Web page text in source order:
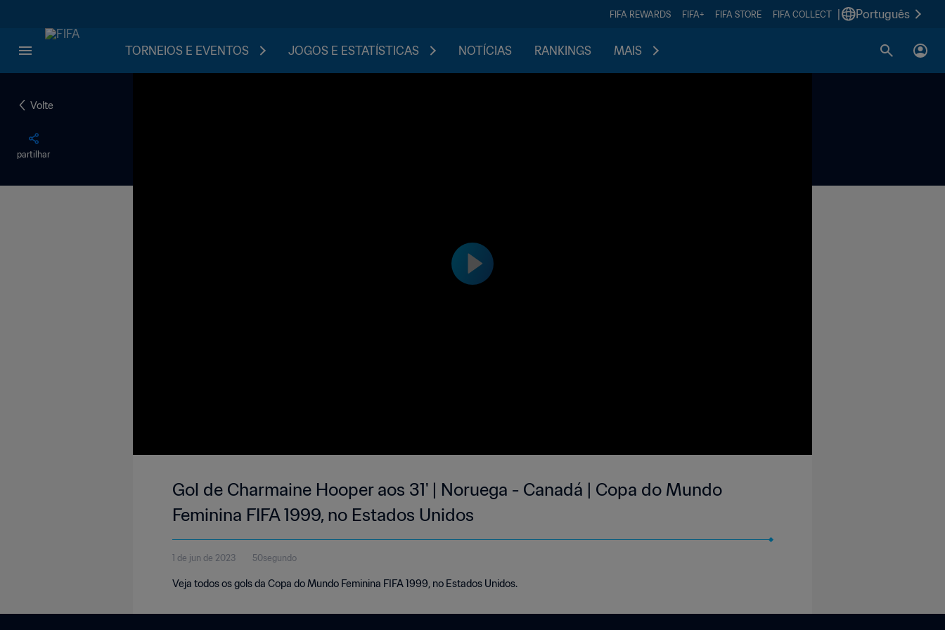
FIFA REWARDS FIFA+ FIFA STORE FIFA COLLECT Português
TORNEIOS E EVENTOS JOGOS E ESTATÍSTICAS NOTÍCIAS RANKINGS MAIS
Volte
partilhar
Gol de Charmaine Hooper aos 31' | Noruega - Canadá | Copa do Mundo
Feminina FIFA 1999, no Estados Unidos
1 de jun de 2023 50segundo
Veja todos os gols da Copa do Mundo Feminina FIFA 1999, no Estados Unidos.